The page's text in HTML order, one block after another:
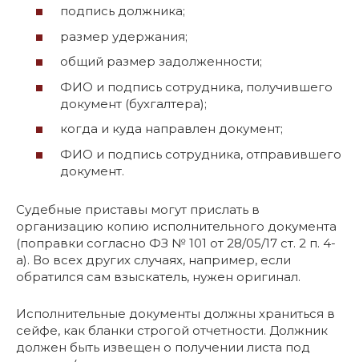
подпись должника;
размер удержания;
общий размер задолженности;
ФИО и подпись сотрудника, получившего
документ (бухгалтера);
когда и куда направлен документ;
ФИО и подпись сотрудника, отправившего
документ.
Судебные приставы могут прислать в
организацию копию исполнительного документа
(поправки согласно ФЗ № 101 от 28/05/17 ст. 2 п. 4-
а). Во всех других случаях, например, если
обратился сам взыскатель, нужен оригинал.
Исполнительные документы должны храниться в
сейфе, как бланки строгой отчетности. Должник
должен быть извещен о получении листа под